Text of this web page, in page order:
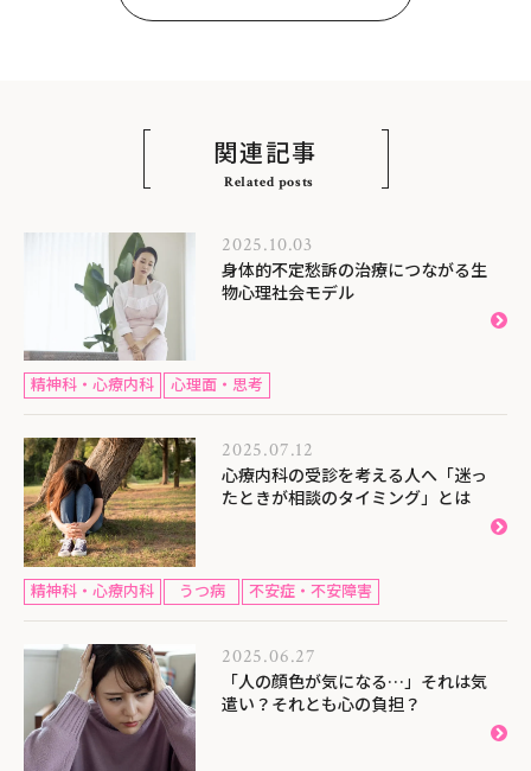
関連記事
Related posts
2025.10.03
身体的不定愁訴の治療につながる生
物心理社会モデル
精神科・心療内科 心理面・思考
2025.07.12
心療内科の受診を考える人へ「迷っ
たときが相談のタイミング」とは
精神科・心療内科 うつ病 不安症・不安障害
2025.06.27
「人の顔色が気になる…」それは気
遣い？それとも心の負担？